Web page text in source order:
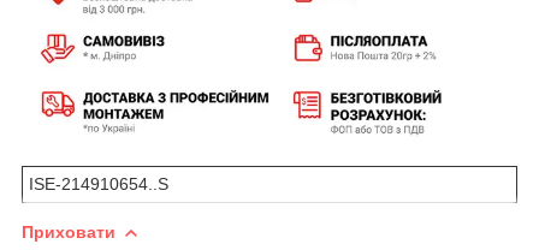
ISE-214910654..S
Приховати